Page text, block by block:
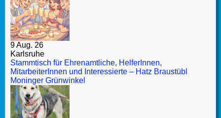
9 Aug. 26
Karlsruhe
Stammtisch für Ehrenamtliche, HelferInnen,
MitarbeiterInnen und Interessierte – Hatz Braustübl
Moninger Grünwinkel